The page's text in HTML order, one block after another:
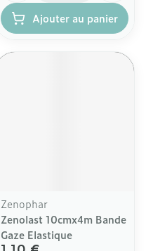
Ajouter au panier
Zenophar
Zenolast 10cmx4m Bande
Gaze Elastique